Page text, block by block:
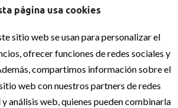
página usa cookies
sitio web se usan para personalizar el
ofrecer funciones de redes sociales y
compartimos información sobre el
web con nuestros partners de redes
análisis web, quienes pueden combinarla